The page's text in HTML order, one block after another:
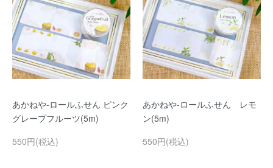
あかねや-ロールふせん ピンク
グレープフルーツ(5m)
550円(税込)
あかねや-ロールふせん レモ
ン(5m)
550円(税込)